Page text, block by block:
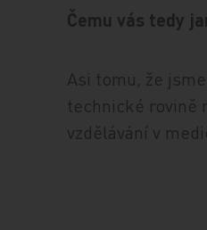
Čemu vás tedy
Asi tomu, že
technické rovině
vzdělávání v